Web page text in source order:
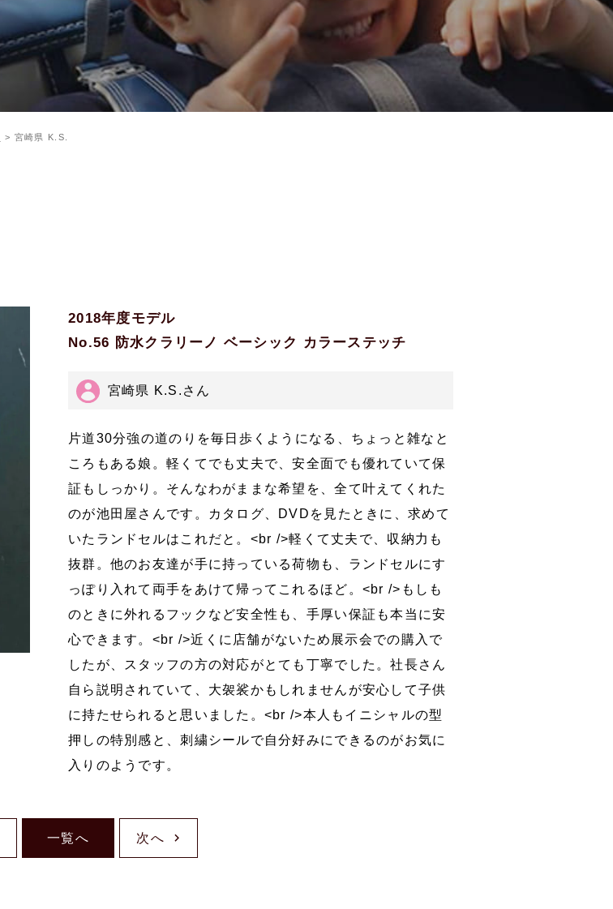
宮崎県 K.S.
2018年度モデル
No.56 防水クラリーノ ベーシック カラーステッチ
宮崎県 K.S.さん
片道30分強の道のりを毎日歩くようになる、ちょっと雑なと
ころもある娘。軽くてでも丈夫で、安全面でも優れていて保
証もしっかり。そんなわがままな希望を、全て叶えてくれた
のが池田屋さんです。カタログ、DVDを見たときに、求めて
いたランドセルはこれだと。<br />軽くて丈夫で、収納力も
抜群。他のお友達が手に持っている荷物も、ランドセルにす
っぽり入れて両手をあけて帰ってこれるほど。<br />もしも
のときに外れるフックなど安全性も、手厚い保証も本当に安
心できます。<br />近くに店舗がないため展示会での購入で
したが、スタッフの方の対応がとても丁寧でした。社長さん
自ら説明されていて、大袈裟かもしれませんが安心して子供
に持たせられると思いました。<br />本人もイニシャルの型
押しの特別感と、刺繍シールで自分好みにできるのがお気に
入りのようです。
次へ
一覧へ